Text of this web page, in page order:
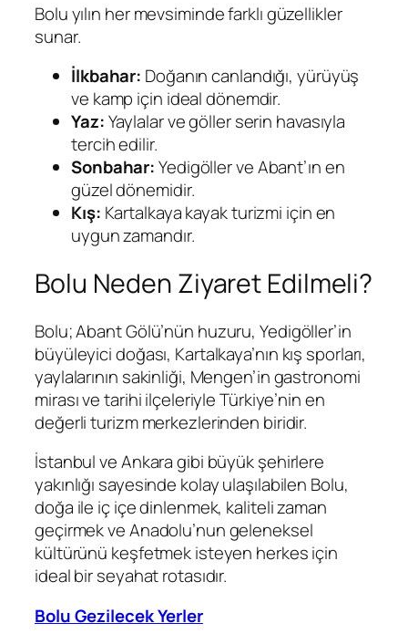
Bolu yılın her mevsiminde farklı güzellikler
sunar.
İlkbahar: Doğanın canlandığı, yürüyüş
ve kamp için ideal dönemdir.
Yaz:Yaylalar ve göller serin havasıyla
tercih edilir.
Sonbahar:Yedigöller ve Abant’ın en
güzel dönemidir.
Kış: Kartalkaya kayak turizmi için en
uygun zamandır.
Bolu Neden Ziyaret Edilmeli?
Bolu; Abant Gölü’nün huzuru, Yedigöller’in
büyüleyici doğası, Kartalkaya’nın kış sporları,
yaylalarının sakinliği, Mengen’in gastronomi
mirası ve tarihi ilçeleriyle Türkiye’nin en
değerli turizm merkezlerinden biridir.
İstanbul ve Ankara gibi büyük şehirlere
yakınlığı sayesinde kolay ulaşılabilen Bolu,
doğa ile iç içe dinlenmek, kaliteli zaman
geçirmek ve Anadolu’nun geleneksel
kültürünü keşfetmek isteyen herkes için
ideal bir seyahat rotasıdır.
Bolu Gezilecek Yerler